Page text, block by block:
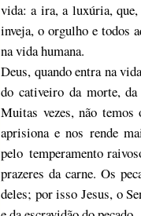
vida: a ira, a luxúria, que,
inveja, o orgulho e todos
na vida humana.
Deus, quando entra na
do cativeiro da morte, da
Muitas vezes, não temos
aprisiona e nos rende
pelo temperamento
prazeres da carne. Os
deles; por isso Jesus, o